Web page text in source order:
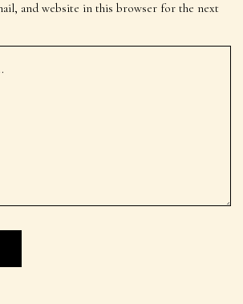
and website in this browser for the next